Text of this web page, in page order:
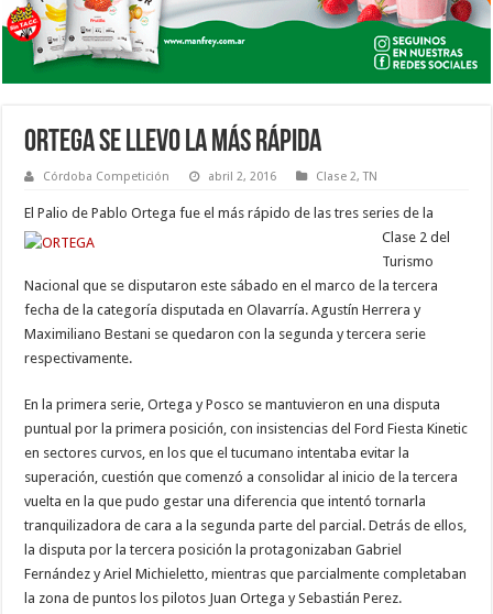
ORTEGA SE LLEVO LA MÁS RÁPIDA
Córdoba Competición abril 2, 2016 Clase 2,TN
El Palio de Pablo Ortega fue el más rápido de las tres series de la
Clase 2 del
Turismo
Nacional que se disputaron este sábado en el marco de la tercera
fecha de la categoría disputada en Olavarría. Agustín Herrera y
Maximiliano Bestani se quedaron con la segunda y tercera serie
respectivamente.
En la primera serie, Ortega y Posco se mantuvieron en una disputa
puntual por la primera posición, con insistencias del Ford Fiesta Kinetic
en sectores curvos, en los que el tucumano intentaba evitar la
superación, cuestión que comenzó a consolidar al inicio de la tercera
vuelta en la que pudo gestar una diferencia que intentó tornarla
tranquilizadora de cara a la segunda parte del parcial. Detrás de ellos,
la disputa por la tercera posición la protagonizaban Gabriel
Fernández y Ariel Michieletto, mientras que parcialmente completaban
la zona de puntos los pilotos Juan Ortega y Sebastián Perez.